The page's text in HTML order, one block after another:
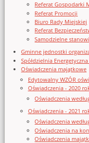
Referat Gospodarki
Referat Promocji
Biuro Rady Miejskiej
Referat
Samodzielne
Gminne jednostki
Spółdzielnia
Oświadczenia majątkowe
Edytowalny WZÓR
Oświadczenia - 2020
Oświadczenia
Oświadczenia - 2021
Oświadczenia
Oświadczenia na
Oświadczenia